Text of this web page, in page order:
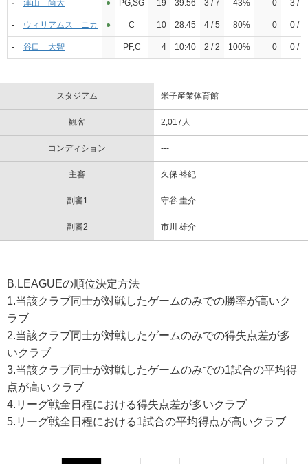
- 津山 尚大 ●︎ PG,SG 19 39:56 3 / 7 43% 0 3 / 7
- ウィリアムス ニカ ●︎ C 10 28:45 4 / 5 80% 0 0 / 0
- 谷口 大智 PF,C 4 10:40 2 / 2 100% 0 0 / 1
スタジアム 米子産業体育館
観客 2,017人
コンディション ---
主審 久保 裕紀
副審1 守谷 圭介
副審2 市川 雄介
B.LEAGUEの順位決定方法
1.当該クラブ同士が対戦したゲームのみでの勝率が高いク
ラブ
2.当該クラブ同士が対戦したゲームのみでの得失点差が多
いクラブ
3.当該クラブ同士が対戦したゲームのみでの1試合の平均得
点が高いクラブ
4.リーグ戦全日程における得失点差が多いクラブ
5.リーグ戦全日程における1試合の平均得点が高いクラブ